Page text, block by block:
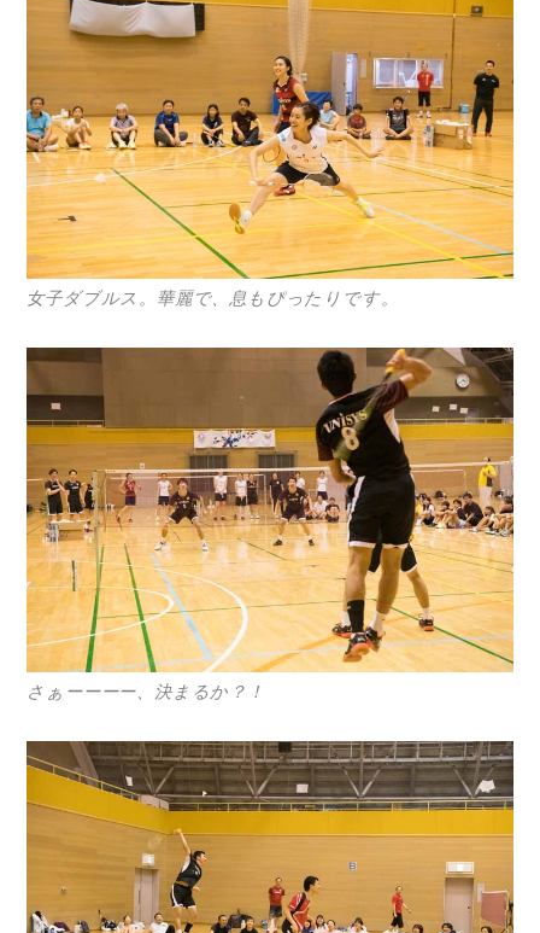
女子ダブルス。華麗で、息もぴったりです。
さぁーーーー、決まるか？！